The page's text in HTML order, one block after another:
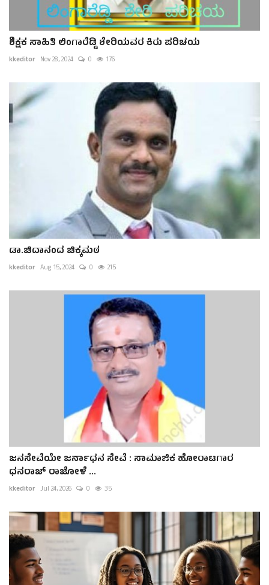
ಶಿಕ್ಷಕ ಸಾಹಿತಿ ಲಿಂಗಾರೆಡ್ಡಿ ಶೇರಿಯವರ ಕಿರು ಪರಿಚಯ
kkeditor Nov 28, 2024 0 176
ಡಾ.ಚಿದಾನಂದ ಚಿಕ್ಕಮಠ
kkeditor Aug 15, 2024 0 215
ಜನಸೇವೆಯೇ ಜರ್ನಾಧನ ಸೇವೆ : ಸಾಮಾಜಿಕ ಹೋರಾಟಗಾರ
ಧನರಾಜ್ ರಾಜೋಳೆ ...
kkeditor Jul 24, 2026 0 35